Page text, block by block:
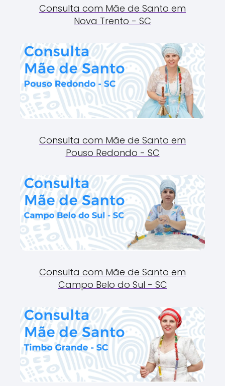
Consulta com Mãe de Santo em
Nova Trento - SC
Consulta com Mãe de Santo em
Pouso Redondo - SC
Consulta com Mãe de Santo em
Campo Belo do Sul - SC